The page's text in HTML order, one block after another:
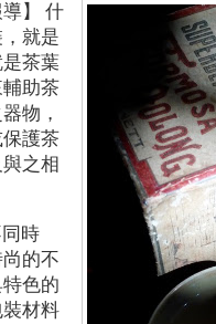
】
什
就是
茶葉
助茶
物，
護茶
之相
時
的不
色的
材料